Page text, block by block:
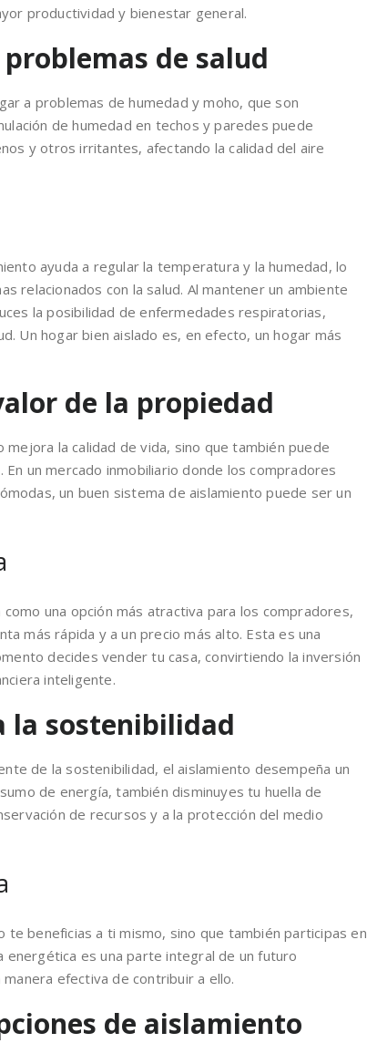
productividad y bienestar general.
de salud
a problemas de humedad y moho, que son
de humedad en techos y paredes puede
y otros irritantes, afectando la calidad del aire
ayuda a regular la temperatura y la humedad, lo
relacionados con la salud. Al mantener un ambiente
la posibilidad de enfermedades respiratorias,
Un hogar bien aislado es, en efecto, un hogar más
de la propiedad
mejora la calidad de vida, sino que también puede
un mercado inmobiliario donde los compradores
un buen sistema de aislamiento puede ser un
una opción más atractiva para los compradores,
más rápida y a un precio más alto. Esta es una
decides vender tu casa, convirtiendo la inversión
inteligente.
la sostenibilidad
de la sostenibilidad, el aislamiento desempeña un
de energía, también disminuyes tu huella de
de recursos y a la protección del medio
te beneficias a ti mismo, sino que también participas en
energética es una parte integral de un futuro
efectiva de contribuir a ello.
de aislamiento